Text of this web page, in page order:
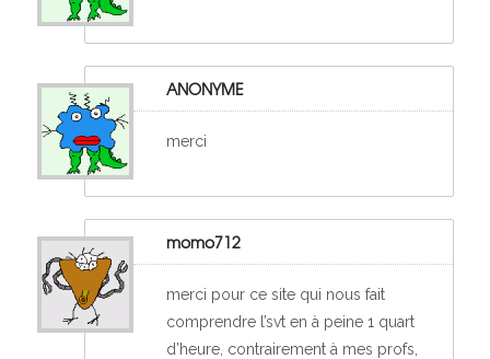
ANONYME
merci
momo712
merci pour ce site qui nous fait
comprendre l’svt en à peine 1 quart
d’heure, contrairement à mes profs,